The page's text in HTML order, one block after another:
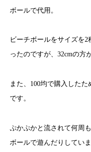
ボールで代用。
ビーチボールをサイズを2
ったのですが、32cmの方
また、100均で購入した
です。
ぷかぷかと流されて何周
ボールで遊んだりしてい